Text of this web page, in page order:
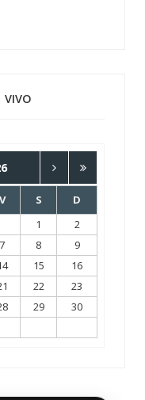
VIVO
V S
D
1
2
7 8
9
15
16
22
23
29
30